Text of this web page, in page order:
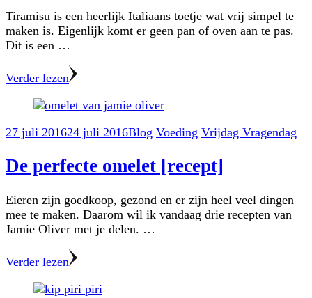
Tiramisu is een heerlijk Italiaans toetje wat vrij simpel te
maken is. Eigenlijk komt er geen pan of oven aan te pas.
Dit is een …
Verder lezen
27 juli 201624 juli 2016Blog Voeding Vrijdag Vragendag
De perfecte omelet [recept]
Eieren zijn goedkoop, gezond en er zijn heel veel dingen
mee te maken. Daarom wil ik vandaag drie recepten van
Jamie Oliver met je delen. …
Verder lezen